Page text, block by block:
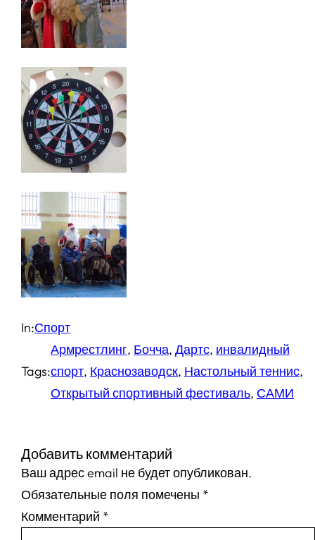
In:Спорт
Tags:
Армрестлинг, Бочча, Дартс, инвалидный
спорт, Краснозаводск, Настольный теннис
Открытый спортивный фестиваль, САМИ
Добавить комментарий
Ваш адрес email не будет опубликован.
Обязательные поля помечены *
Комментарий *